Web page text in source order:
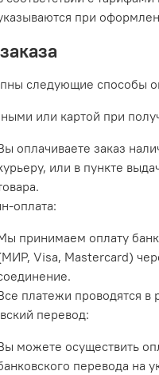
при
следующие способы
или картой при
оплачиваете заказ
или в пункте
оплата:
принимаем оплату
Visa, Mastercard)
платежи проводятся в
перевод:
можете осуществить
перевода на